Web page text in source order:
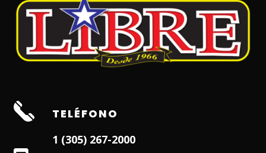
TELÉFONO
1 (305) 267-2000